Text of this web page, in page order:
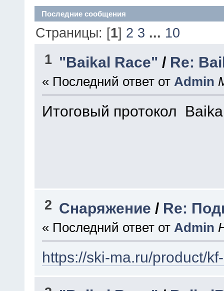
Последние сообщения
Страницы: [1] 2 3 ... 10
1 "Baikal Race" / Re:
« Последний ответ от Admin
Итоговый протокол
2 Снаряжение / Re:
« Последний ответ от Admin
https://ski-ma.ru/product/